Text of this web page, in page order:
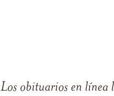
Los obituarios en línea